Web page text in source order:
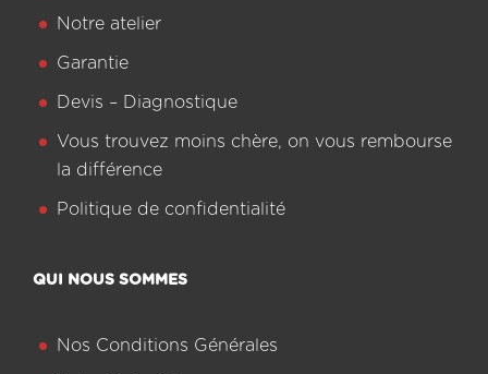
Notre atelier
Garantie
Devis – Diagnostique
Vous trouvez moins chère, on vous rembourse
la différence
Politique de confidentialité
QUI NOUS SOMMES
Nos Conditions Générales